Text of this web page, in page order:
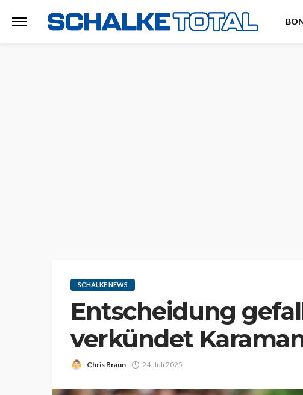
SCHALKE NEWS
Entscheidung
verkündet
Chris Braun 24. Juli 2025